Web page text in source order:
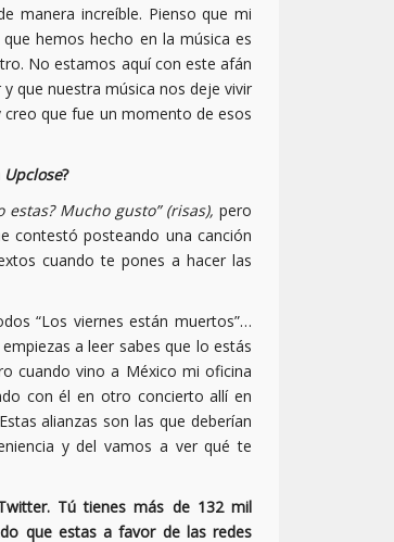
manera increíble. Pienso que mi
hemos hecho en la música es
No estamos aquí con este afán
que nuestra música nos deje vivir
que fue un momento de esos
Upclose?
estas? Mucho gusto” (risas),pero
contestó posteando una canción
cuando te pones a hacer las
“Los viernes están muertos”…
a leer sabes que lo estás
cuando vino a México mi oficina
con él en otro concierto allí en
alianzas son las que deberían
y del vamos a ver qué te
Tú tienes más de 132 mil
que estas a favor de las redes